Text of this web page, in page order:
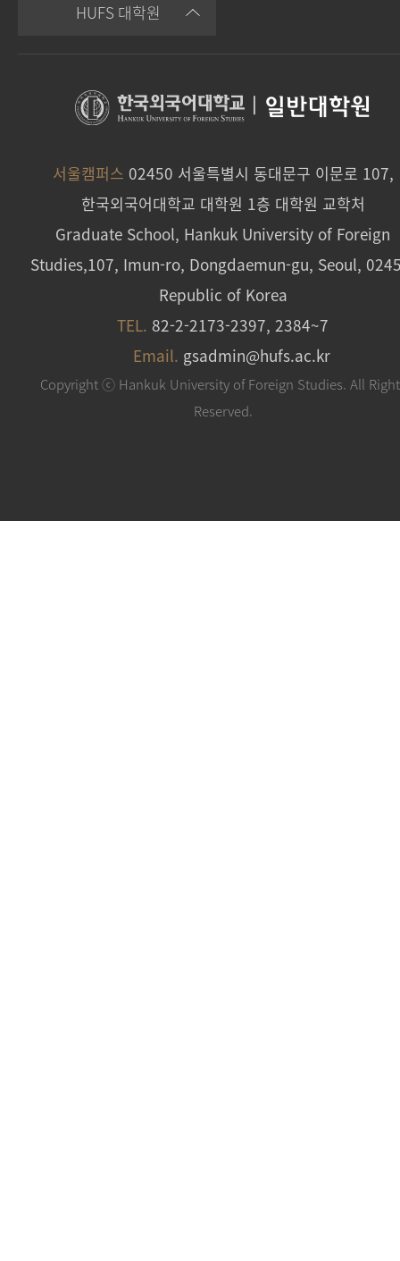
HUFS 대학원
일반대학원
서울캠퍼스 02450 서울특별시 동대문구 이문로 107,
한국외국어대학교 대학원 1층 대학원 교학처
Graduate School, Hankuk University of Foreign
Studies,107, Imun-ro, Dongdaemun-gu, Seoul,
Republic of Korea
TEL. 82-2-2173-2397, 2384~7
Email. gsadmin@hufs.ac.kr
Copyright ⓒ Hankuk University of Foreign Studies. All
Reserved.